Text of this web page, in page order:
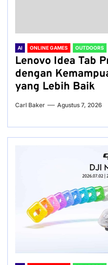
AI ONLINE GAMES OUTDOORS
Lenovo Idea Tab
dengan
yang Lebih Baik
Carl Baker Agustus 7, 2026